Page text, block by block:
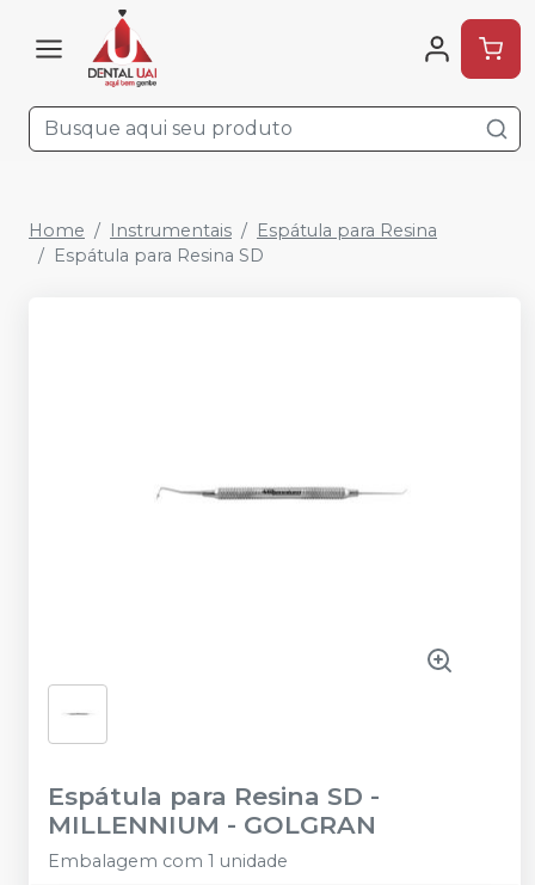
Home Instrumentais
Espátula para Resina
Espátula para Resina SD
Espátula para Resina SD -
MILLENNIUM - GOLGRAN
Embalagem com 1 unidade